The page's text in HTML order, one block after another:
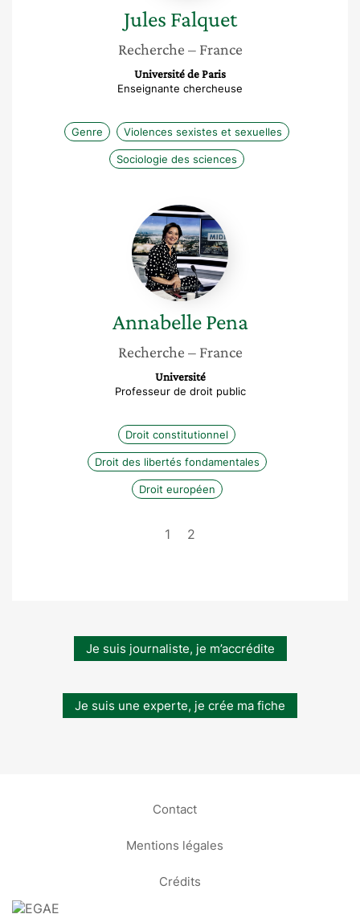
Jules Falquet
Recherche – France
Université de Paris
Enseignante chercheuse
Genre Violences sexistes et sexuelles
Sociologie des sciences
Annabelle
Pena
Annabelle Pena
Recherche – France
Université
Professeur de droit public
Droit constitutionnel
Droit des libertés fondamentales
Droit européen
1 2
Je suis journaliste, je m’accrédite
Je suis une experte, je crée ma fiche
Contact
Mentions légales
Crédits